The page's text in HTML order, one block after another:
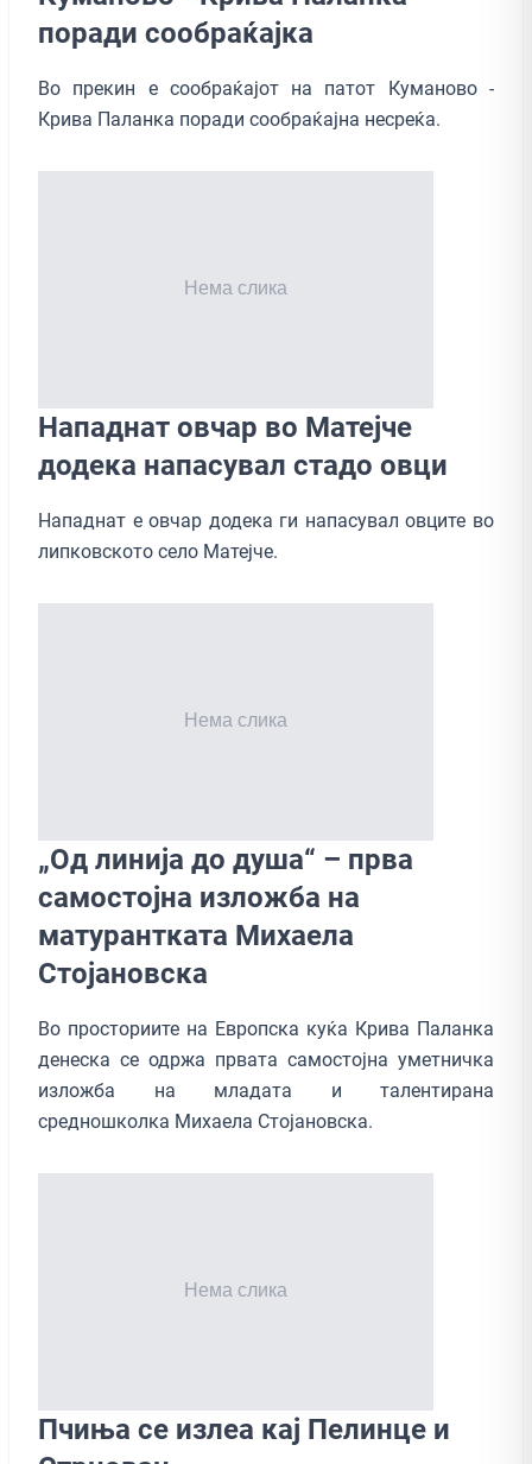
поради сообраќајка
Во прекин е сообраќајот на патот Куманово -
Крива Паланка поради сообраќајна несреќа.
Нападнат овчар во Матејче
додека напасувал стадо овци
Нападнат е овчар додека ги напасувал овците во
липковското село Матејче.
„Од линија до душа“ – прва
самостојна изложба на
матурантката Михаела
Стојановска
Во просториите на Европска куќа Крива Паланка
денеска се одржа првата самостојна уметничка
изложба на младата и талентирана
средношколка Михаела Стојановска.
Пчиња се излеа кај Пелинце и